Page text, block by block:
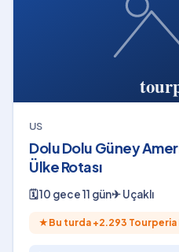
US
Dolu Dolu Güney
Ülke Rotası
🗓10 gece 11 gün✈Uçaklı
★ Bu turda +2.293 Tourperia